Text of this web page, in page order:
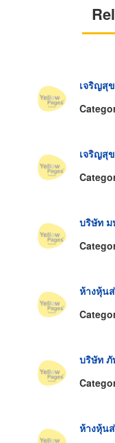
เจริญสุ
เจริญสุ
บริษัท ม
ห้างหุ้น
บริษัท ภั
ห้างหุ้น